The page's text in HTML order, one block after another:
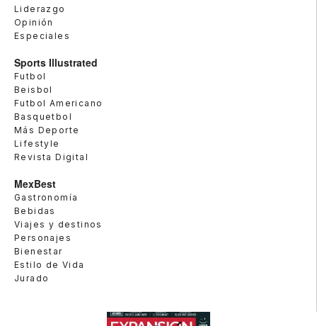
Liderazgo
Opinión
Especiales
Sports Illustrated
Futbol
Beisbol
Futbol Americano
Basquetbol
Más Deporte
Lifestyle
Revista Digital
MexBest
Gastronomía
Bebidas
Viajes y destinos
Personajes
Bienestar
Estilo de Vida
Jurado